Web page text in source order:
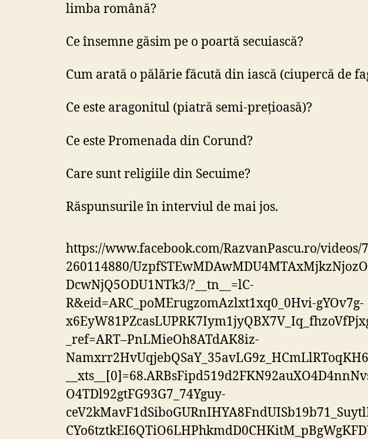
limba română?
Ce însemne găsim pe o poartă secuiască?
Cum arată o pălărie făcută din iască (ciupercă de
Ce este aragonitul (piatră semi-prețioasă)?
Ce este Promenada din Corund?
Care sunt religiile din Secuime?
Răspunsurile în interviul de mai jos.
https://www.facebook.com/RazvanPascu.ro/videos/
260114880/
DcwNjQ5ODU1NTk3/?__tn__=lC-
R&eid=ARC_poMErugzomAzlxt1xq0_0Hvi-gYOv7g-
_ref=ART–PnLMieOh8ATdAK8iz-
O4TDl92gtFG93G7_74Yguy-